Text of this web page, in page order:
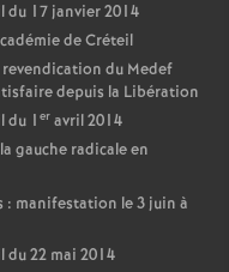
du 17 janvier 2014
de Créteil
du Medef
depuis la Libération
du 1 er avril 2014
la gauche radicale en
: manifestation le 3 juin à
du 22 mai 2014